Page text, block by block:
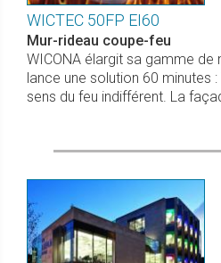
WICTEC 50FP EI60
Mur-rideau coupe-feu
WICONA élargit sa gamme
lance une solution 60 minutes
sens du feu indifférent. La